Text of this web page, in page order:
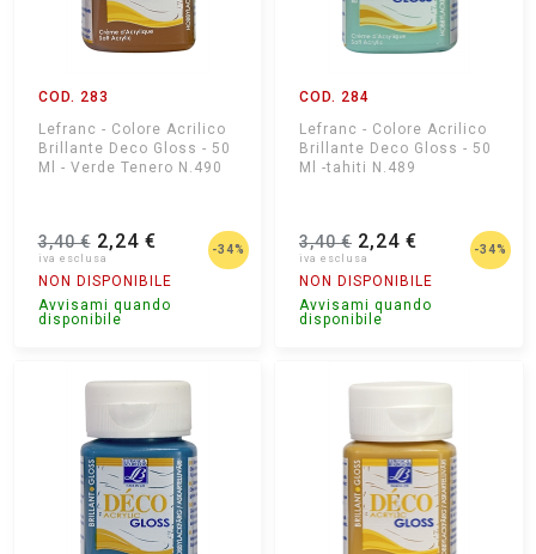
COD. 283
Lefranc - Colore Acrilico
Brillante Deco Gloss - 50
Ml - Verde Tenero N.490
3,40 €2,24 € -34%
NON DISPONIBILE
Avvisami quando
disponibile
COD. 284
Lefranc - Colore Acrilico
Brillante Deco Gloss - 50
Ml -tahiti N.489
3,40 € 2,24 € -34%
NON DISPONIBILE
Avvisami quando
disponibile